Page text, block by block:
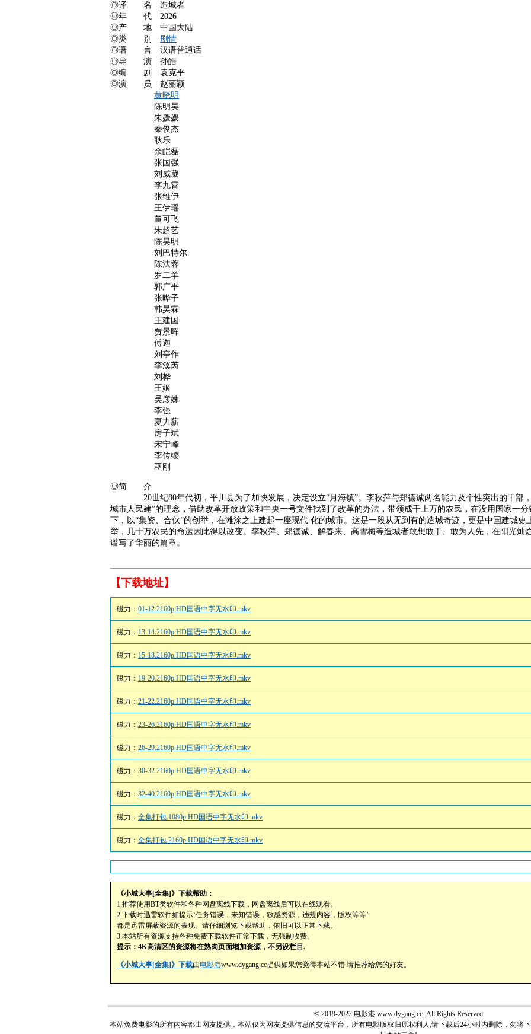
◎译 名 造城者
◎年 代 2026
◎产 地 中国大陆
◎类 别 剧情
◎语 言 汉语普通话
◎导 演 孙皓
◎编 剧 袁克平
◎演 员 赵丽颖
黄晓明
陈明昊
朱媛媛
秦俊杰
耿乐
余皑磊
张国强
刘威葳
李九霄
张维伊
王伊瑶
董可飞
朱超艺
陈昊明
刘巴特尔
陈法蓉
罗二羊
郭广平
张晔子
韩昊霖
王建国
贾景晖
傅迦
刘亭作
李溪芮
刘桦
王姬
吴彦姝
李强
夏力薪
房子斌
宋宁峰
李传缨
巫刚
◎简 介
20世纪80年代初，平川县为了加快发展，决定设立“月海镇”。李秋萍与郑德诚两名能力及个性突出的干部，
城市人民建”的理念，借助改革开放政策和中央一号文件找到了改革的办法，带领成千上万的农民，在没用国家一分
下，以“集资、合伙”的创举，在滩涂之上建起一座现代 化的城市。这是一段从无到有的造城奇迹，更是中国建城史
举，几十万农民的命运因此得以改变。李秋萍、郑德诚、解春来、高雪梅等造城者敢想敢干、敢为人先，在阳光灿
谱写了华丽的篇章。
【下载地址】
磁力： 01-12.2160p.HD国语中字无水印.mkv
磁力： 13-14.2160p.HD国语中字无水印.mkv
磁力： 15-18.2160p.HD国语中字无水印.mkv
磁力： 19-20.2160p.HD国语中字无水印.mkv
磁力： 21-22.2160p.HD国语中字无水印.mkv
磁力： 23-26.2160p.HD国语中字无水印.mkv
磁力： 26-29.2160p.HD国语中字无水印.mkv
磁力： 30-32.2160p.HD国语中字无水印.mkv
磁力： 32-40.2160p.HD国语中字无水印.mkv
磁力： 全集打包.1080p.HD国语中字无水印.mkv
磁力： 全集打包.2160p.HD国语中字无水印.mkv
《小城大事[全集]》下载帮助：
1.推荐使用BT类软件和各种网盘离线下载，网盘离线后可以在线观看。
2.下载时迅雷软件如提示‘任务错误，未知错误，敏感资源，违规内容，版权等等’
都是迅雷屏蔽资源的表现。请仔细浏览下载帮助，依旧可以正常下载。
3.本站所有资源支持各种免费下载软件正常下载，无强制收费。
提示：4K高清区的资源将在熟肉页面增加资源，不另设栏目.
《小城大事[全集]》下载由电影港www.dygang.cc提供如果您觉得本站不错 请推荐给您的好友。
© 2019-2022 电影港 www.dygang.cc .All Rights Reserved
本站免费电影的所有内容都由网友提供，本站仅为网友提供信息的交流平台，所有电影版权归原权利人,请下载后24小时内删除，勿将